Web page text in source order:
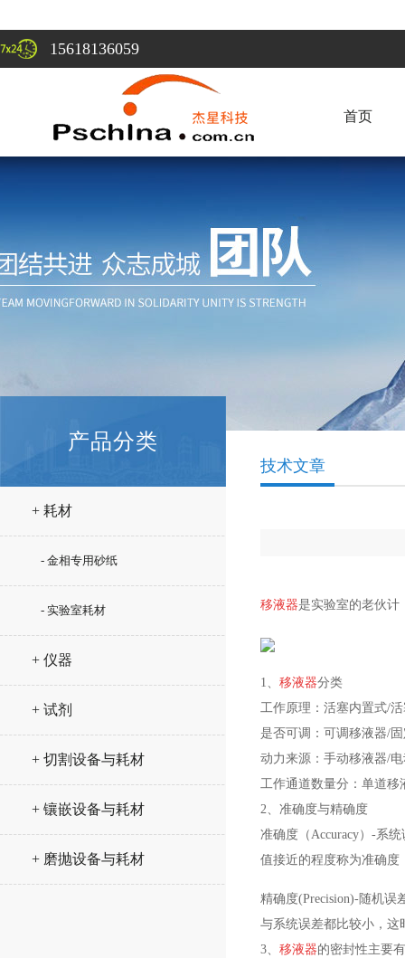
15618136059
首页
产品分类
+ 耗材
- 金相专用砂纸
- 实验室耗材
+ 仪器
+ 试剂
+ 切割设备与耗材
+ 镶嵌设备与耗材
+ 磨抛设备与耗材
技术文章
移液器是实验室的老伙计
1、 移液器分类
工作原理：活塞内置式/
是否可调：可调移液器/
动力来源：手动移液器/
工作通道数量分：单道移
2、准确度与精确度
准确度（Accuracy）-系
值接近的程度称为准确度
精确度(Precision)-随机误
与系统误差都比较小，这
3、 移液器的密封性主要